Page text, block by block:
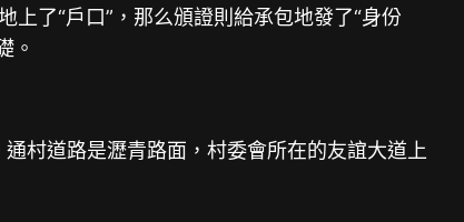
了“戶口”，那么頒證則給承包地發了“身份
。
村道路是瀝青路面，村委會所在的友誼大道上